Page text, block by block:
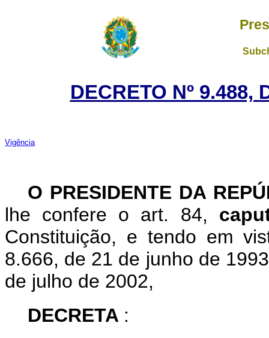
DECRETO Nº 9.488,
Vigência
O PRESIDENTE DA
lhe confere o art. 84,
Constituição, e tendo em
8.666, de 21 de junho de
de julho de 2002,
DECRETA :